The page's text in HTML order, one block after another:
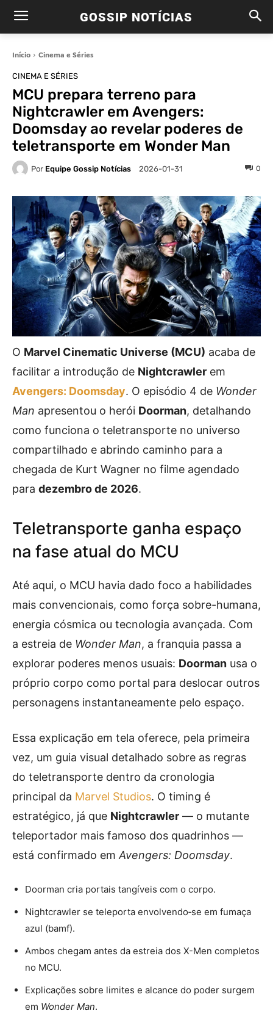
GOSSIP NOTÍCIAS
Início Cinema e Séries
CINEMA E SÉRIES
MCU prepara terreno para
Nightcrawler em Avengers:
Doomsday ao revelar poderes de
teletransporte em Wonder Man
Por Equipe Gossip Notícias 2026-01-31 0
O Marvel Cinematic Universe (MCU) acaba de
facilitar a introdução de Nightcrawler em
Avengers: Doomsday. O episódio 4 de Wonder
Man apresentou o herói Doorman, detalhando
como funciona o teletransporte no universo
compartilhado e abrindo caminho para a
chegada de Kurt Wagner no filme agendado
para dezembro de 2026.
Teletransporte ganha espaço
na fase atual do MCU
Até aqui, o MCU havia dado foco a habilidades
mais convencionais, como força sobre-humana,
energia cósmica ou tecnologia avançada. Com
a estreia de Wonder Man, a franquia passa a
explorar poderes menos usuais: Doorman usa o
próprio corpo como portal para deslocar outros
personagens instantaneamente pelo espaço.
Essa explicação em tela oferece, pela primeira
vez, um guia visual detalhado sobre as regras
do teletransporte dentro da cronologia
principal da Marvel Studios. O timing é
estratégico, já que Nightcrawler — o mutante
teleportador mais famoso dos quadrinhos —
está confirmado em Avengers: Doomsday.
Doorman cria portais tangíveis com o corpo.
Nightcrawler se teleporta envolvendo‐se em fumaça
azul (bamf).
Ambos chegam antes da estreia dos X-Men completos
no MCU.
Explicações sobre limites e alcance do poder surgem
em Wonder Man.